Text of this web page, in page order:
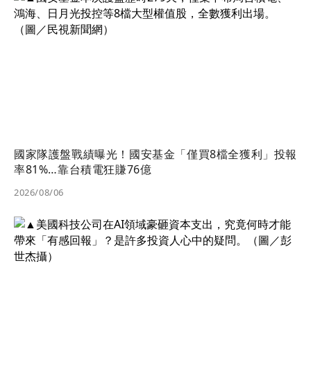
國家隊護盤戰績曝光！國安基金「僅買8檔全獲利」投報
率81%…靠台積電狂賺76億
2026/08/06